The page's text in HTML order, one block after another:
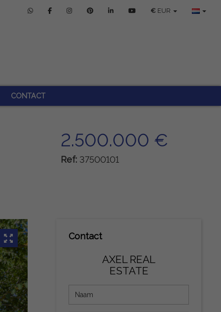
€ EUR
CONTACT
2.500.000 €
Ref: 37500101
Contact
AXEL REAL
ESTATE